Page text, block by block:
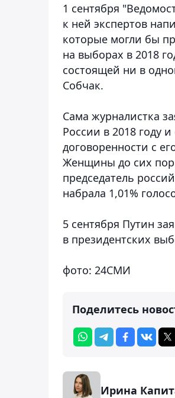
1 сентября
к ней экспертов
которые могли бы
на выборах в 2018
состоящей ни в
Собчак.
Сама журналистка
России в 2018 году
договоренности с
Женщины до сих пор
председатель
набрала 1,01%
5 сентября Путин
в президентских
фото: 24СМИ
Поделитесь
Ирина